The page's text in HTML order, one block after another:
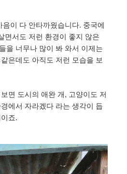
이 다 안타까웠습니다. 중국에
면서도 저런 환경이 좋지 않은
을 너무나 많이 봐 와서 이제는
은데도 아직도 저런 모습을 보
면 도시의 애완 개, 고양이도 저
에서 자라겠다 라는 생각이 듭
죠.